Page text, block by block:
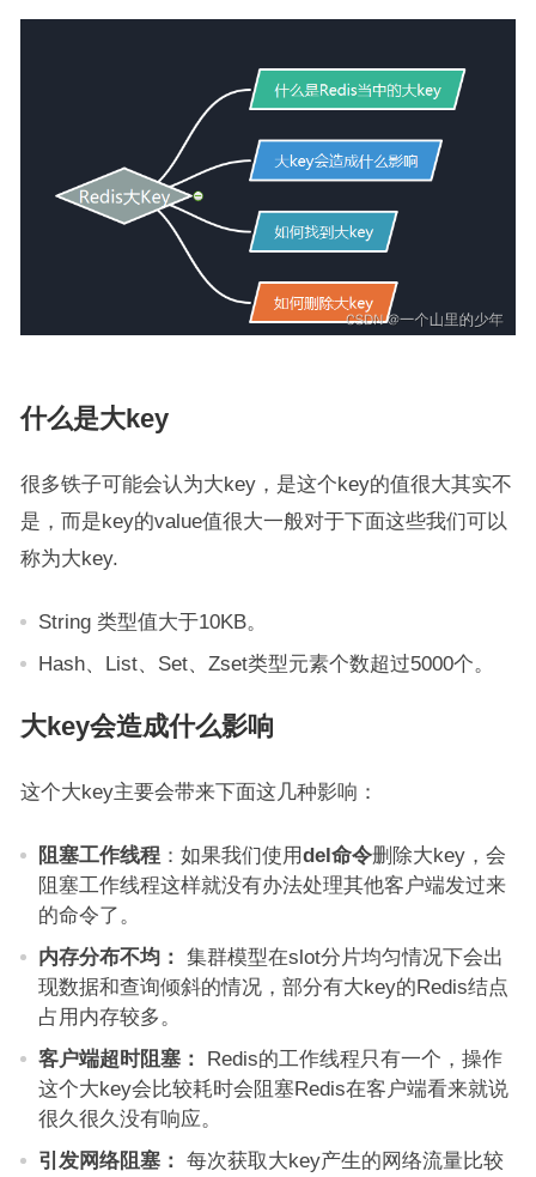
什么是大key
很多铁子可能会认为大key，是这个key的值很大其实不
是，而是key的value值很大一般对于下面这些我们可以
称为大key.
String 类型值大于10KB。
Hash、List、Set、Zset类型元素个数超过5000个。
大key会造成什么影响
这个大key主要会带来下面这几种影响：
阻塞工作线程：如果我们使用del命令删除大key，会
阻塞工作线程这样就没有办法处理其他客户端发过来
的命令了。
内存分布不均：
集群模型在slot分片均匀情况下会出
现数据和查询倾斜的情况，部分有大key的Redis结点
占用内存较多。
客户端超时阻塞：
Redis的工作线程只有一个，操作
这个大key会比较耗时会阻塞Redis在客户端看来就说
很久很久没有响应。
引发网络阻塞：
每次获取大key产生的网络流量比较